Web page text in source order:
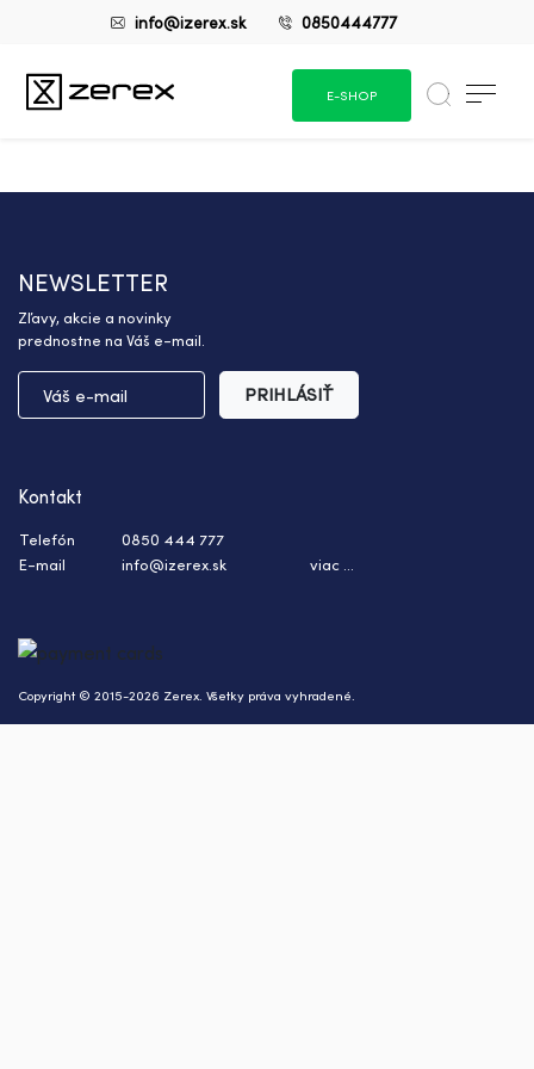
info@izerex.sk 0850444777
E-SHOP
NEWSLETTER
Zľavy, akcie a novinky
prednostne na Váš e-mail.
PRIHLÁSIŤ
Copyright © 2015-2026 Zerex. Všetky práva vyhradené.
Kontakt
Telefón
0850 444 777
E-mail
info@izerex.sk viac ...